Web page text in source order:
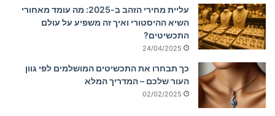
עליית מחירי הזהב ב-2025: מה עומד מאחורי
השיא ההיסטורי ואיך זה משפיע על עולם
התכשיטים?
24/04/2025
כך תבחרו את התכשיטים המושלמים לפי גוון
העור שלכם – המדריך המלא
02/02/2025